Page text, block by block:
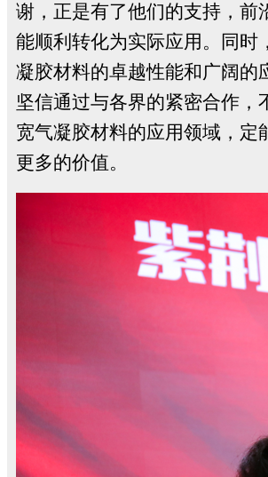
谢，正是有了他们的支持，前
能顺利转化为实际应用。同时
凝胶材料的卓越性能和广阔的
坚信通过与各界的紧密合作，
宽气凝胶材料的应用领域，定
更多的价值。